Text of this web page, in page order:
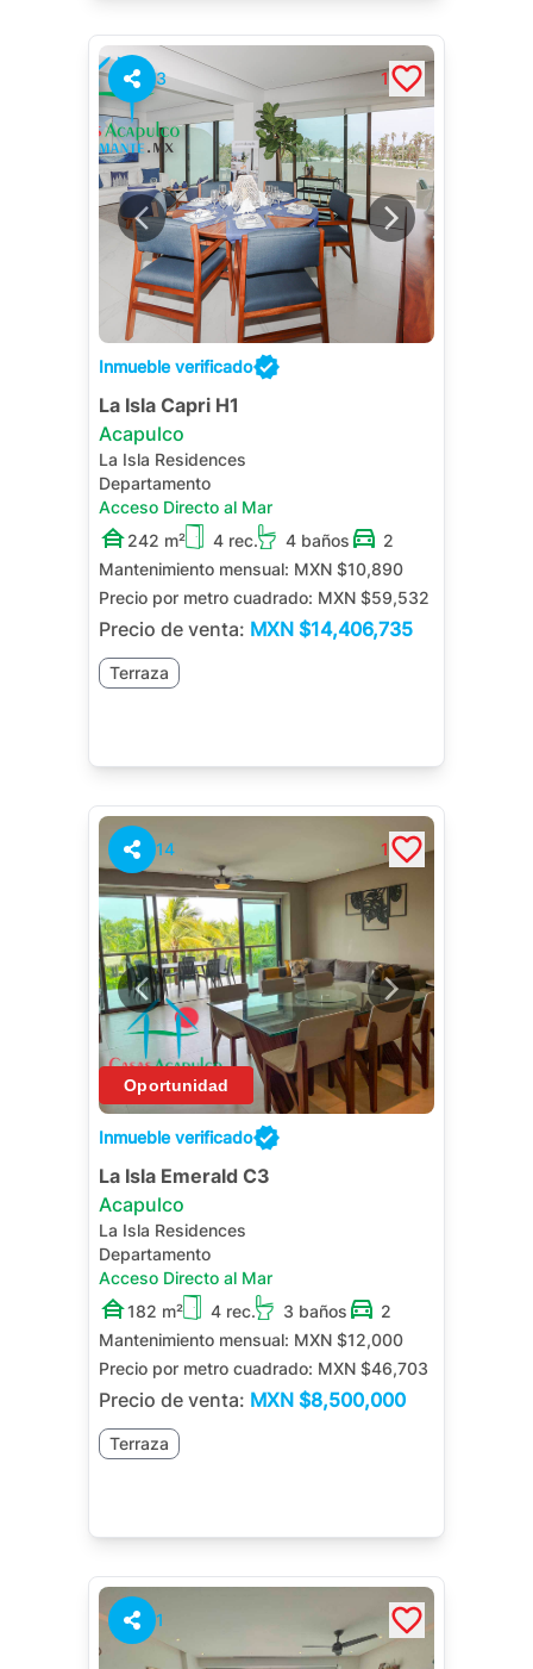
3 1
Inmueble verificado
La Isla Capri H1
Acapulco
La Isla Residences
Departamento
Acceso Directo al Mar
242 m²
4 rec. 4 baños
2
Mantenimiento mensual: MXN $10,890
Precio por metro cuadrado: MXN $59,532
Precio de venta: MXN $14,406,735
Terraza
14 1
Inmueble verificado
La Isla Emerald C3
Acapulco
La Isla Residences
Departamento
Acceso Directo al Mar
182 m²
4 rec. 3 baños
2
Mantenimiento mensual: MXN $12,000
Precio por metro cuadrado: MXN $46,703
Precio de venta: MXN $8,500,000
Terraza
1